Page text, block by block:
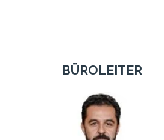
BÜROLEITER